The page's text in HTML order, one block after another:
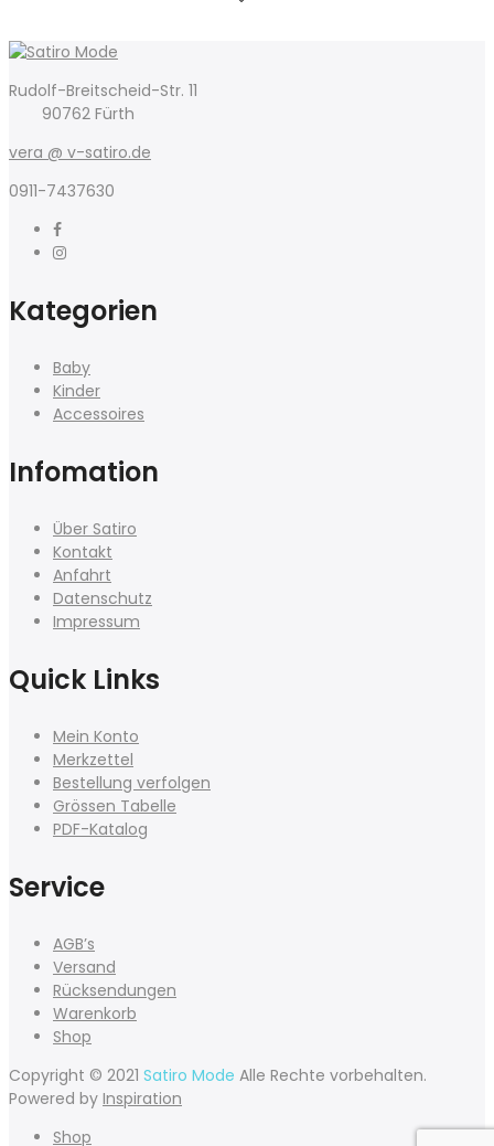
Rudolf-Breitscheid-Str. 11
90762 Fürth
vera @ v-satiro.de
0911-7437630
Kategorien
Baby
Kinder
Accessoires
Infomation
Über Satiro
Kontakt
Anfahrt
Datenschutz
Impressum
Quick Links
Mein Konto
Merkzettel
Bestellung verfolgen
Grössen Tabelle
PDF-Katalog
Service
AGB’s
Versand
Rücksendungen
Warenkorb
Shop
Copyright © 2021 Satiro Mode Alle Rechte vorbehalten.
Powered by Inspiration
Shop